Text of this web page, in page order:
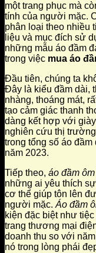
một trang phục mà
tính của người mặc.
phân loại theo nhiều
liệu và mục đích sử
những mẫu áo đầm
trong việc mua áo
Đầu tiên, chúng ta
Đây là kiểu đầm dài,
nhàng, thoáng mát,
tạo cảm giác thanh
dàng kết hợp với
nghiên cứu thị
trong tổng số áo
năm 2023.
Tiếp theo, áo đầm ôm
những ai yêu thích
cơ thể giúp tôn lên
người mặc. Áo đầm
kiện đặc biệt như
trang thương mại
doanh thu so với
nó trong lòng phái